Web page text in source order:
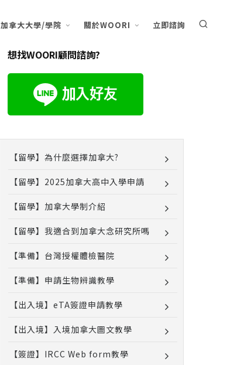
加拿大大學/學院 關於WOORI 立即諮詢
想找WOORI顧問諮詢?
【留學】為什麼選擇加拿大?
【留學】2025加拿大高中入學申請
【留學】加拿大學制介紹
【留學】我適合到加拿大念研究所嗎
【準備】台灣授權體檢醫院
【準備】申請生物辨識教學
【出入境】eTA簽證申請教學
【出入境】入境加拿大圖文教學
【簽證】IRCC Web form教學